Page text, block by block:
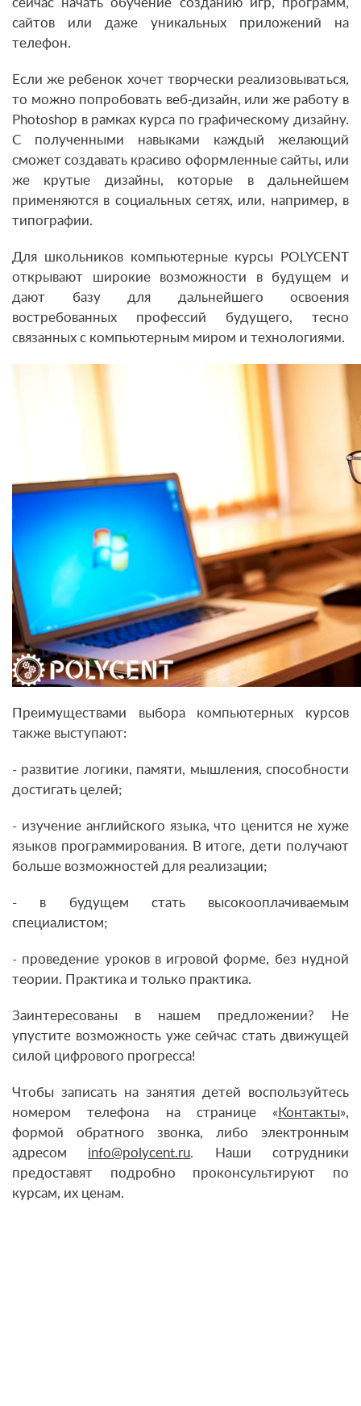
сейчас начать обучение созданию игр, программ,
сайтов или даже уникальных приложений на
телефон.
Если же ребенок хочет творчески реализовываться,
то можно попробовать веб-дизайн, или же работу в
Photoshop в рамках курса по графическому дизайну.
С полученными навыками каждый желающий
сможет создавать красиво оформленные сайты, или
же крутые дизайны, которые в дальнейшем
применяются в социальных сетях, или, например, в
типографии.
Для школьников компьютерные курсы POLYCENT
открывают широкие возможности в будущем и
дают базу для дальнейшего освоения
востребованных профессий будущего, тесно
связанных с компьютерным миром и технологиями.
Преимуществами выбора компьютерных курсов
также выступают:
- развитие логики, памяти, мышления, способности
достигать целей;
- изучение английского языка, что ценится не хуже
языков программирования. В итоге, дети получают
больше возможностей для реализации;
- в будущем стать высокооплачиваемым
специалистом;
- проведение уроков в игровой форме, без нудной
теории. Практика и только практика.
Заинтересованы в нашем предложении? Не
упустите возможность уже сейчас стать движущей
силой цифрового прогресса!
Чтобы записать на занятия детей воспользуйтесь
номером телефона на странице « Контакты»,
формой обратного звонка, либо электронным
адресом info@polycent.ru. Наши сотрудники
предоставят подробно проконсультируют по
курсам, их ценам.